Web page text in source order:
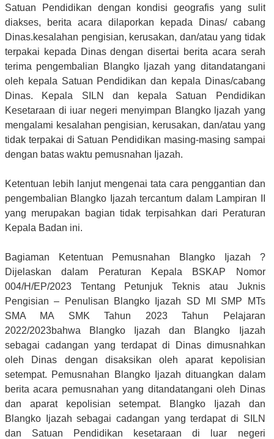
Satuan Pendidikan dengan kondisi geografis yang sulit
diakses, berita acara dilaporkan kepada Dinas/ cabang
Dinas.kesalahan pengisian, kerusakan, dan/atau yang tidak
terpakai kepada Dinas dengan disertai berita acara serah
terima pengembalian Blangko ljazah yang ditandatangani
oleh kepala Satuan Pendidikan dan kepala Dinas/cabang
Dinas. Kepala SILN dan kepala Satuan Pendidikan
Kesetaraan di iuar negeri menyimpan Blangko ljazah yang
mengalami kesalahan pengisian, kerusakan, dan/atau yang
tidak terpakai di Satuan Pendidikan masing-masing sampai
dengan batas waktu pemusnahan Ijazah.
Ketentuan lebih lanjut mengenai tata cara penggantian dan
pengembalian Blangko Ijazah tercantum dalam Lampiran II
yang merupakan bagian tidak terpisahkan dari Peraturan
Kepala Badan ini.
Bagiaman Ketentuan Pemusnahan Blangko Ijazah ?
Dijelaskan dalam Peraturan Kepala BSKAP Nomor
004/H/EP/2023 Tentang Petunjuk Teknis atau Juknis
Pengisian – Penulisan Blangko Ijazah SD MI SMP MTs
SMA MA SMK Tahun 2023 Tahun Pelajaran
2022/2023bahwa Blangko Ijazah dan Blangko Ijazah
sebagai cadangan yang terdapat di Dinas dimusnahkan
oleh Dinas dengan disaksikan oleh aparat kepolisian
setempat. Pemusnahan Blangko Ijazah dituangkan dalam
berita acara pemusnahan yang ditandatangani oleh Dinas
dan aparat kepolisian setempat. Blangko Ijazah dan
Blangko Ijazah sebagai cadangan yang terdapat di SILN
dan Satuan Pendidikan kesetaraan di luar negeri